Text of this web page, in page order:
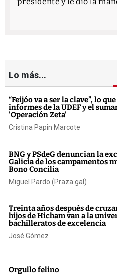
Lo más...
“Feijóo va a ser la clave”, lo
informes de la UDEF y el
'Operación Zeta'
Cristina Papin Marcote
BNG y PSdeG denuncian la
Galicia de los campamentos
Bono Concilia
Miguel Pardo (Praza.gal)
Treinta años después de
hijos de Hicham van a la
bachilleratos de excelencia
José Gómez
Orgullo felino